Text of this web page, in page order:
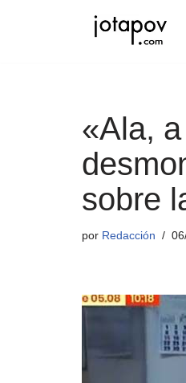
«Ala,
sobre
por Redacción